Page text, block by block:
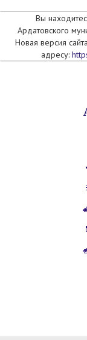
Вы
Ардатовского
Новая версия
адресу: